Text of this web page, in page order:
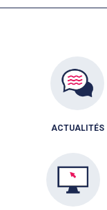
ACTUALITÉS